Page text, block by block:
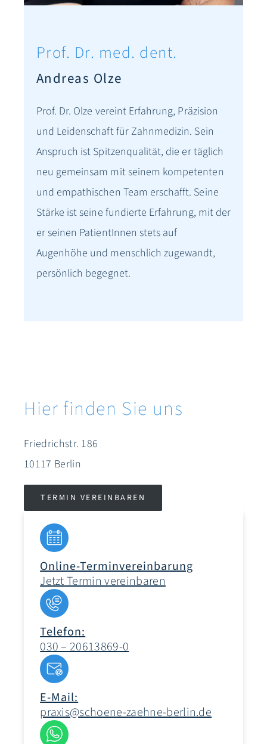
Prof. Dr. med. dent.
Andreas Olze
Prof. Dr. Olze vereint Erfahrung, Präzision
und Leidenschaft für Zahnmedizin. Sein
Anspruch ist Spitzenqualität, die er täglich
neu gemeinsam mit seinem kompetenten
und empathischen Team erschafft. Seine
Stärke ist seine fundierte Erfahrung, mit der
er seinen PatientInnen stets auf
Augenhöhe und menschlich zugewandt,
persönlich begegnet.
Hier finden Sie uns
Friedrichstr. 186
10117 Berlin
TERMIN VEREINBAREN
Online-Terminverein­barung
Jetzt Termin vereinbaren
Telefon:
030 – 20613869-0
E-Mail:
praxis@schoene-zaehne-berlin.de